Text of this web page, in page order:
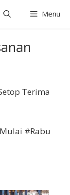
Menu
Terima
#Rabu